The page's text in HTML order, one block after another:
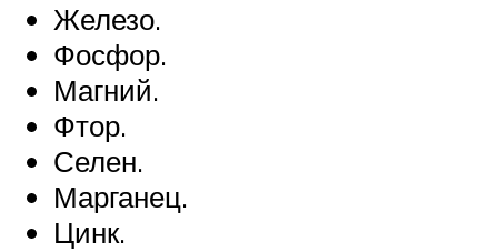
Железо.
Фосфор.
Магний.
Фтор.
Селен.
Марганец.
Цинк.